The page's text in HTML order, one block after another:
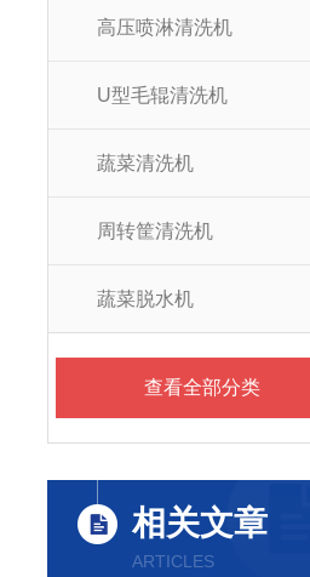
高压喷淋清洗机
U型毛辊清洗机
蔬菜清洗机
周转筐清洗机
蔬菜脱水机
查看全部分类
相关文章
ARTICLES